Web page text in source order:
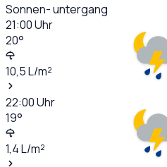
Sonnen- untergang
21:00Uhr
20°
10,5L/m²
22:00Uhr
19°
1,4L/m²